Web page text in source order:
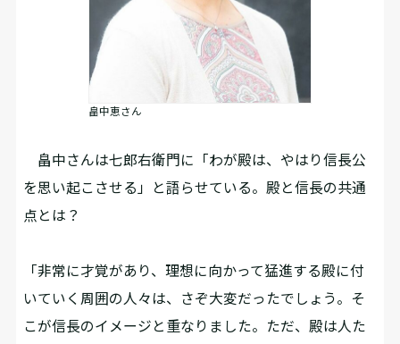
畠中恵さん
畠中さんは七郎右衛門に「わが殿は、やはり信長公
を思い起こさせる」と語らせている。殿と信長の共通
点とは？
「非常に才覚があり、理想に向かって猛進する殿に付
いていく周囲の人々は、さぞ大変だったでしょう。そ
こが信長のイメージと重なりました。ただ、殿は人た